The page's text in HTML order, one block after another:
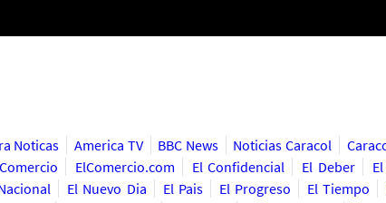
Noticas America TV BBC News Noticias Caracol
ElComercio.com El Confidencial El Deber
El Nuevo Dia El Pais El Progreso El Tiempo